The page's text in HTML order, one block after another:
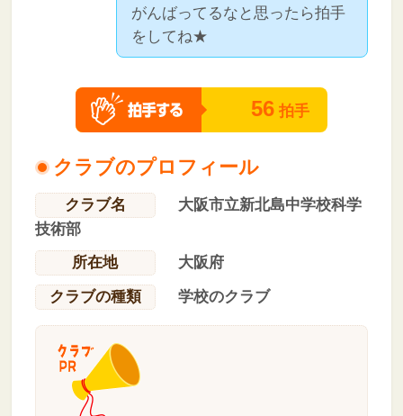
がんばってるなと思ったら拍手
をしてね★
56 拍手
クラブのプロフィール
クラブ名
大阪市立新北島中学校科学
技術部
所在地
大阪府
クラブの種類
学校のクラブ